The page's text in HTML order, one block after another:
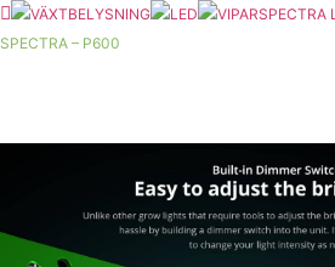
VÄXTBELYSNING LED VIPARSPECTRA
SPECTRA – P600